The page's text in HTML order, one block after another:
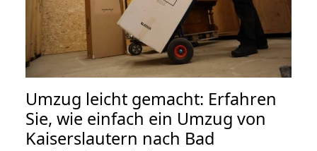
Umzug leicht gemacht: Erfahren
Sie, wie einfach ein Umzug von
Kaiserslautern nach Bad